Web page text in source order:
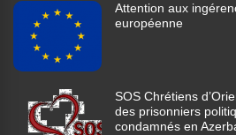
Attention aux
européenne
SOS Chrétiens
des prisonniers
condamnés en